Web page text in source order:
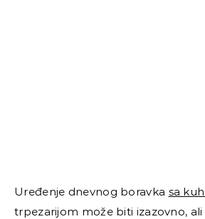
Uređenje dnevnog boravka sa
trpezarijom može biti izazovno,